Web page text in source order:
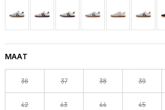
MAAT
36 37 38 39
42 43 44 45